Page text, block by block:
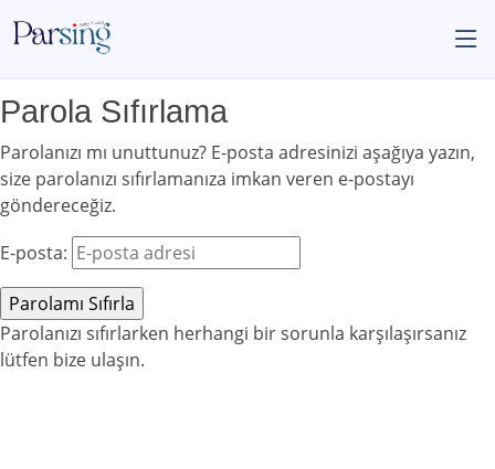
Parola Sıfırlama
Parolanızı mı unuttunuz? E-posta adresinizi aşağıya yazın,
size parolanızı sıfırlamanıza imkan veren e-postayı
göndereceğiz.
E-posta:
Parolanızı sıfırlarken herhangi bir sorunla karşılaşırsanız
lütfen bize ulaşın.